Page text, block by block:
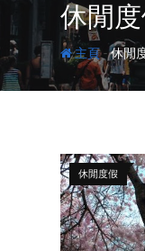
休閒
主頁-休閒
休閒度假